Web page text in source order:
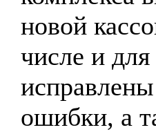
новой
числе и
ошибки, а